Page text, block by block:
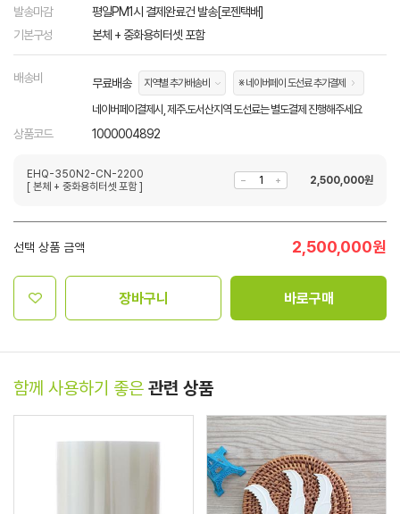
발송마감
평일PM1시 결제완료건 발송[로젠택배]
기본구성
본체 + 중화용히터셋 포함
배송비 무료배송 지역별 추가배송비 ※ 네이버페이 도선료 추가결제
네이버페이결제시, 제주.도서산지역 도선료는 별도결제 진행해주세요
상품코드 1000004892
EHQ-350N2-CN-2200
[ 본체 + 중화용히터셋 포함 ]
2,500,000원
선택 상품 금액 2,500,000원
장바구니 바로구매
함께 사용하기 좋은 관련 상품